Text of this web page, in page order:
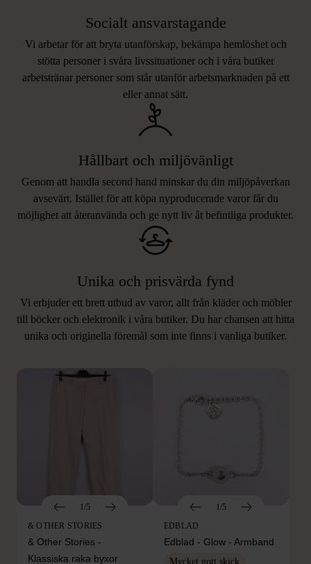
Socialt ansvarstagande
Vi arbetar för att bryta utanförskap, bekämpa hemlöshet och
stötta personer i svåra livssituationer och i våra butiker
arbetstränar personer som står utanför arbetsmarknaden på ett
eller annat sätt.
Hållbart och miljövänligt
Genom att handla second hand minskar du din miljöpåverkan
avsevärt. Istället för att köpa nyproducerade varor får du
möjlighet att återanvända och ge nytt liv åt befintliga produkter.
Unika och prisvärda fynd
Vi erbjuder ett brett utbud av varor, allt från kläder och möbler
till böcker och elektronik i våra butiker. Du har chansen att hitta
unika och originella föremål som inte finns i vanliga butiker.
LIKNANDE PRODUKTER
Hitta produkter som påminner om denna
1/5
& OTHER STORIES
& Other Stories -
Klassiska raka byxor
1/5
EDBLAD
Edblad - Glow - Armband
Mycket gott skick